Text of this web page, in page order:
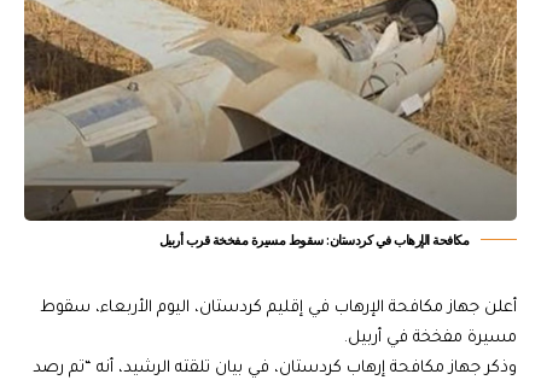
مكافحة الإرهاب في كردستان: سقوط مسيرة مفخخة قرب أربيل
أعلن جهاز مكافحة الإرهاب في إقليم كردستان، اليوم الأربعاء، سقوط
مسيرة مفخخة في أربيل.
وذكر جهاز مكافحة إرهاب كردستان، في بيان تلقته الرشيد، أنه “تم رصد